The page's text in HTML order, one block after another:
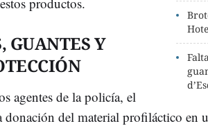
GUANTES Y
agentes de la policía, el
donación del material profiláctico en